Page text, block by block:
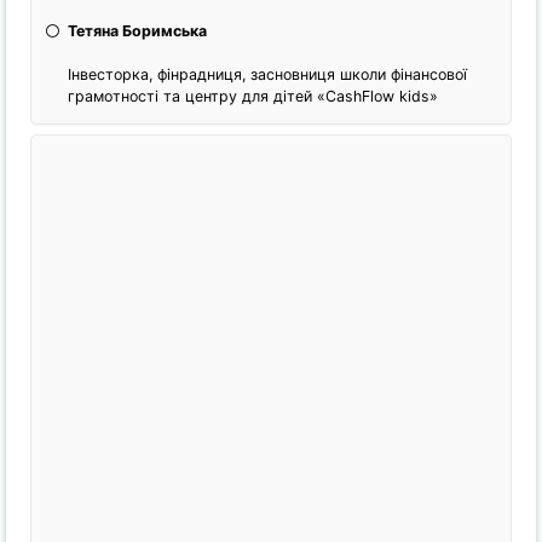
Тетяна Боримська
Інвесторка, фінрадниця, засновниця школи фінансової
грамотності та центру для дітей «CashFlow kids»